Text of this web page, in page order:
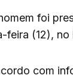
foi
feira (12), no
com